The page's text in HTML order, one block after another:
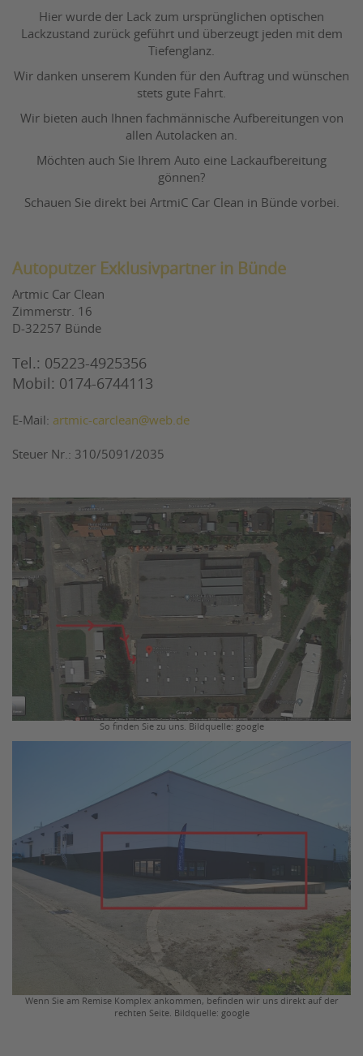
Hier wurde der Lack zum ursprünglichen optischen
Lackzustand zurück geführt und überzeugt jeden mit dem
Tiefenglanz.
Wir danken unserem Kunden für den Auftrag und wünschen
stets gute Fahrt.
Wir bieten auch Ihnen fachmännische Aufbereitungen von
allen Autolacken an.
Möchten auch Sie Ihrem Auto eine Lackaufbereitung
gönnen?
Schauen Sie direkt bei ArtmiC Car Clean in Bünde vorbei.
Autoputzer Exklusivpartner in Bünde
Artmic Car Clean
Zimmerstr. 16
D-32257 Bünde
Tel.: 05223-4925356
Mobil: 0174-6744113
E-Mail: artmic-carclean@web.de
Steuer Nr.: 310/5091/2035
So finden Sie zu uns. Bildquelle: google
Wenn Sie am Remise Komplex ankommen, befinden wir uns direkt auf der
rechten Seite. Bildquelle: google